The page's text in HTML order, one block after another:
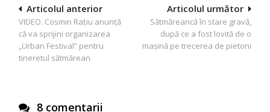
Navigare
în
articole
Articolul următor
Sătmăreancă în stare gravă,
după ce a fost lovită de o
mașină pe trecerea de pietoni
Articolul anterior
VIDEO. Cosmin Rațiu anunță
că va sprijini organizarea
„Urban Festival” pentru
tineretul sătmărean
8 comentarii